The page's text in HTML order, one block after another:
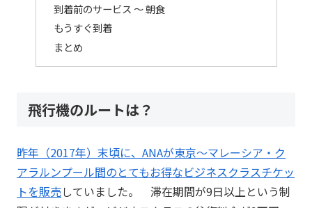
到着前のサービス ～ 朝食
もうすぐ到着
まとめ
飛行機のルートは？
昨年（2017年）末頃に、ANAが東京～マレーシア・ク
アラルンプール間のとてもお得なビジネスクラスチケッ
トを販売していました。 滞在期間が9日以上という制